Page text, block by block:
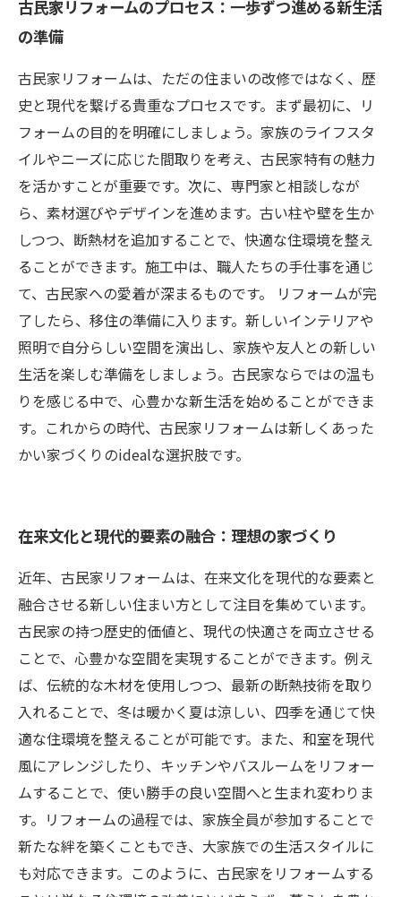
古民家リフォームのプロセス：一歩ずつ進める新生活
の準備
古民家リフォームは、ただの住まいの改修ではなく、歴
史と現代を繋げる貴重なプロセスです。まず最初に、リ
フォームの目的を明確にしましょう。家族のライフスタ
イルやニーズに応じた間取りを考え、古民家特有の魅力
を活かすことが重要です。次に、専門家と相談しなが
ら、素材選びやデザインを進めます。古い柱や壁を生か
しつつ、断熱材を追加することで、快適な住環境を整え
ることができます。施工中は、職人たちの手仕事を通じ
て、古民家への愛着が深まるものです。 リフォームが完
了したら、移住の準備に入ります。新しいインテリアや
照明で自分らしい空間を演出し、家族や友人との新しい
生活を楽しむ準備をしましょう。古民家ならではの温も
りを感じる中で、心豊かな新生活を始めることができま
す。これからの時代、古民家リフォームは新しくあった
かい家づくりのidealな選択肢です。
在来文化と現代的要素の融合：理想の家づくり
近年、古民家リフォームは、在来文化を現代的な要素と
融合させる新しい住まい方として注目を集めています。
古民家の持つ歴史的価値と、現代の快適さを両立させる
ことで、心豊かな空間を実現することができます。例え
ば、伝統的な木材を使用しつつ、最新の断熱技術を取り
入れることで、冬は暖かく夏は涼しい、四季を通じて快
適な住環境を整えることが可能です。また、和室を現代
風にアレンジしたり、キッチンやバスルームをリフォー
ムすることで、使い勝手の良い空間へと生まれ変わりま
す。リフォームの過程では、家族全員が参加することで
新たな絆を築くこともでき、大家族での生活スタイルに
も対応できます。このように、古民家をリフォームする